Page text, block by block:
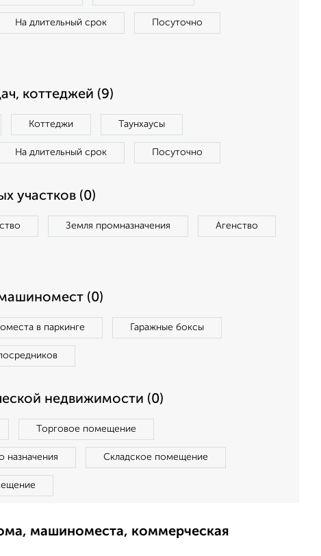
На длительный срок Посуточно
коттеджей (9)
Коттеджи Таунхаусы
На длительный срок Посуточно
участков (0)
Земля промназначения Агенство
(0)
в паркинге Гаражные боксы
недвижимости (0)
Торговое помещение
назначения Складское помещение
машиноместа, коммерческая